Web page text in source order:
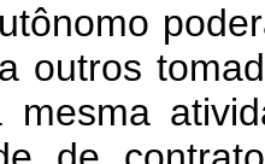
outros